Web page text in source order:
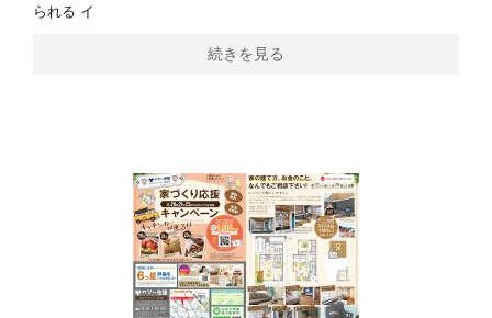
られる イ
続きを見る